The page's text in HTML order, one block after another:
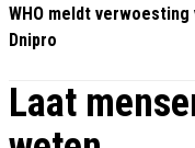
WHO meldt
Dnipro
Laat